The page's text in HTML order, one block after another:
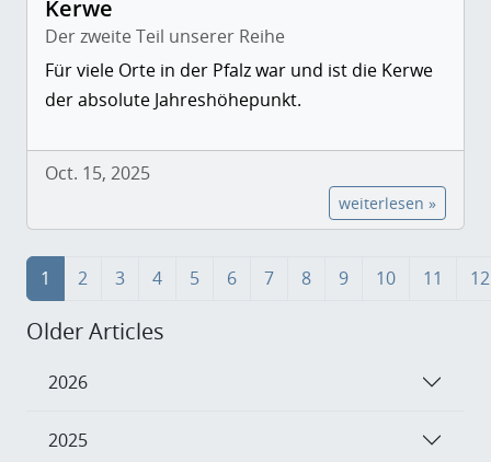
Kerwe
Der zweite Teil unserer Reihe
Für viele Orte in der Pfalz war und ist die Kerwe
der absolute Jahreshöhepunkt.
Oct. 15, 2025
weiterlesen »
1 2 3 4 5 6 7 8 9 10 11 12
Older Articles
2026
2025